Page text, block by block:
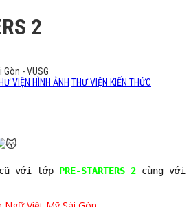
2
Gòn - VUSG
VIỆN HÌNH ẢNH THƯ VIỆN KIẾN THỨC
với lớp PRE-STARTERS 2 cùng với